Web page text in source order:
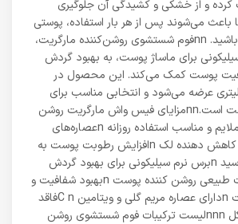
و از خشکی و کشیدگی آن جلوگیری
باعث می‌شوند پس از هر بار استفاده، پوستی
نرم و شاداب داشته باشید. nnفوم شستشوی روشن‌کننده مارگریت،
برای ماساژ پوست، به بهبود گردش
پوست کمک می‌کند. این محصول در
150 میلی‌لیتری عرضه می‌شود و انتخابی مناسب برای
مراقبت روزانه از پوست است.nnمزایای فیس واش مارگریت روشن
کننده nnپاک کننده ملایم و مناسب استفاده روزانه nعصاره‌های
آربوتین و لیکوریس، کاهش دهنده لک‌ nافزایش رطوبت پوست به
واسطه هیالورونیک اسید nبرس نرم سیلیکونی برای بهبود گردش
خون nحاوی ترکیبات طبیعی روشن کننده پوست nبهبود شفافیت و
یکنواختی رنگ پوست nدارای عصاره مریم گلی و ویتامین C nفاقد
صابونی، پارابن و الکل nnnلیست ترکیبات فوم شستشوی روشن